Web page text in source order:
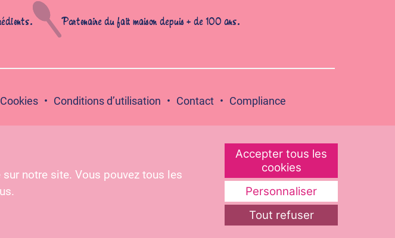
Partenaire du fait maison depuis + de 100 ans.
Cookies Conditions d’utilisation Contact Compliance
notre site. Vous pouvez tous les
Accepter tous les
cookies
Personnaliser
Tout refuser